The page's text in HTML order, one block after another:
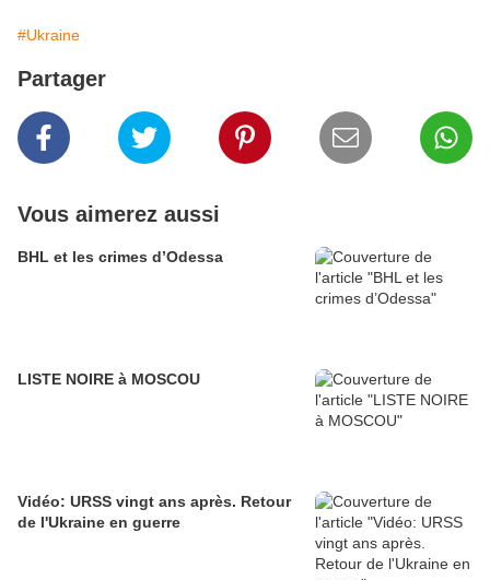
#Ukraine
Partager
Vous aimerez aussi
BHL et les crimes d’Odessa
LISTE NOIRE à MOSCOU
Vidéo: URSS vingt ans après. Retour
de l'Ukraine en guerre